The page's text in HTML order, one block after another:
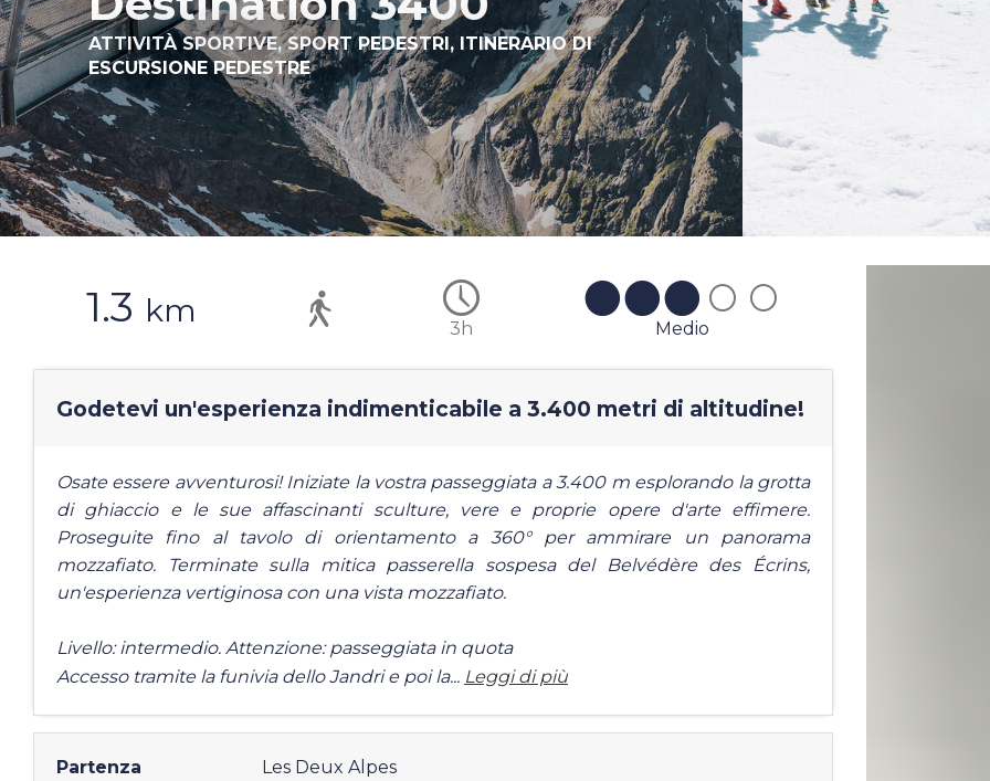
ATTIVITÀ SPORTIVE,SPORT PEDESTRI, ITINERARIO DI
ESCURSIONE PEDESTRE
1.3 km 3h Medio
Godetevi un'esperienza indimenticabile a 3.400 metri di altitudine!
Osate essere avventurosi! Iniziate la vostra passeggiata a 3.400 m esplorando la grotta
di ghiaccio e le sue affascinanti sculture, vere e proprie opere d'arte effimere.
Proseguite fino al tavolo di orientamento a 360° per ammirare un panorama
mozzafiato. Terminate sulla mitica passerella sospesa del Belvédère des Écrins,
un'esperienza vertiginosa con una vista mozzafiato.
Livello: intermedio. Attenzione: passeggiata in quota
Accesso tramite la funivia dello Jandri e poi la... Leggi di più
Partenza Les Deux Alpes